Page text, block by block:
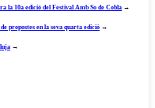
la 10a edició del Festival Amb So de Cobla →
propostes en la seva quarta edició →
→